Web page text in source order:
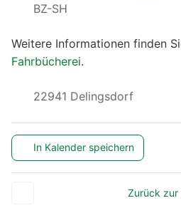
BZ-SH
Weitere Informationen finden
Fahrbücherei.
22941 Delingsdorf
In Kalender speichern
Zurück zur